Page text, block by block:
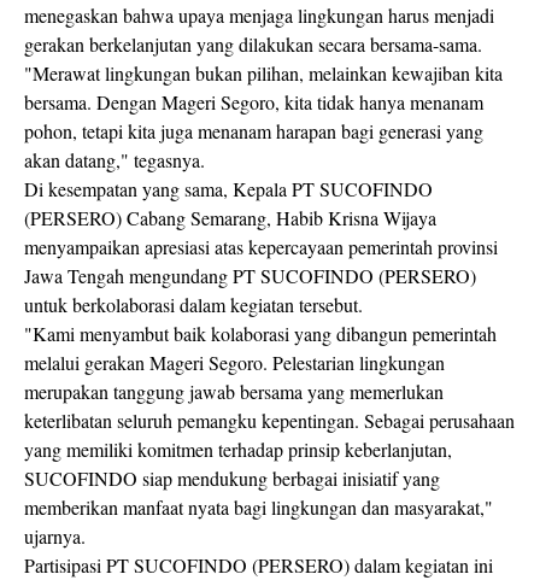
menegaskan bahwa upaya menjaga lingkungan harus menjadi
gerakan berkelanjutan yang dilakukan secara bersama-sama.
"Merawat lingkungan bukan pilihan, melainkan kewajiban kita
bersama. Dengan Mageri Segoro, kita tidak hanya menanam
pohon, tetapi kita juga menanam harapan bagi generasi yang
akan datang," tegasnya.
Di kesempatan yang sama, Kepala PT SUCOFINDO
(PERSERO) Cabang Semarang, Habib Krisna Wijaya
menyampaikan apresiasi atas kepercayaan pemerintah provinsi
Jawa Tengah mengundang PT SUCOFINDO (PERSERO)
untuk berkolaborasi dalam kegiatan tersebut.
"Kami menyambut baik kolaborasi yang dibangun pemerintah
melalui gerakan Mageri Segoro. Pelestarian lingkungan
merupakan tanggung jawab bersama yang memerlukan
keterlibatan seluruh pemangku kepentingan. Sebagai perusahaan
yang memiliki komitmen terhadap prinsip keberlanjutan,
SUCOFINDO siap mendukung berbagai inisiatif yang
memberikan manfaat nyata bagi lingkungan dan masyarakat,"
ujarnya.
Partisipasi PT SUCOFINDO (PERSERO) dalam kegiatan ini